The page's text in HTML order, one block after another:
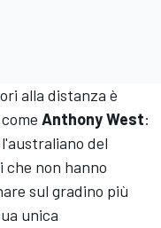
alla distanza è
Anthony West:
del
che non hanno
sul gradino più
unica